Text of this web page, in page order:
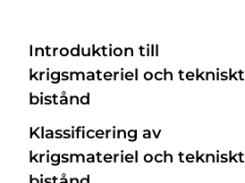
Introduktion till
krigsmateriel och tekniskt
bistånd
Klassificering av
krigsmateriel och tekniskt